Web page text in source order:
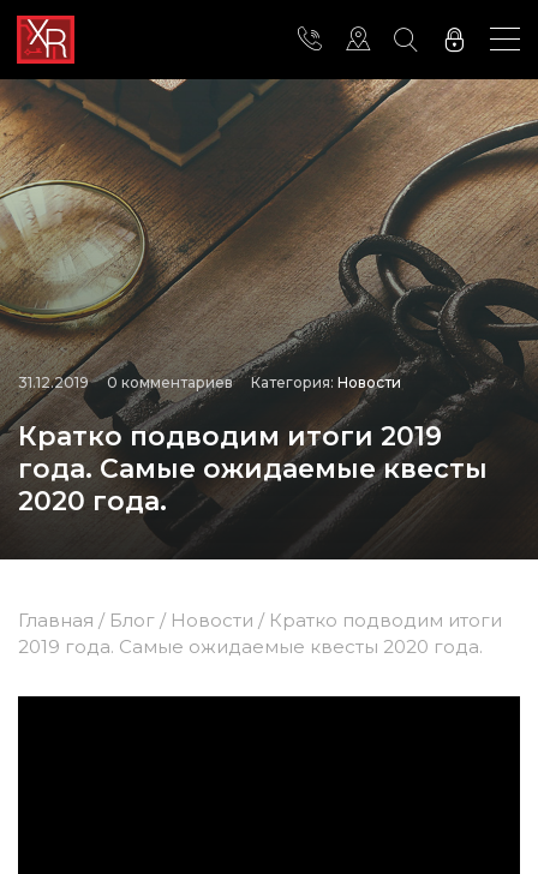
31.12.2019 0 комментариев Категория: Новости
Кратко подводим итоги 2019
года. Самые ожидаемые квесты
2020 года.
Главная / Блог / Новости / Кратко подводим итоги
2019 года. Самые ожидаемые квесты 2020 года.